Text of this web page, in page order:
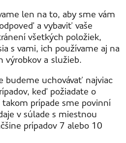
len na to, aby sme vám
a vybaviť vaše
všetkých položiek,
s vami, ich používame aj na
výrobkov a služieb.
budeme uchovávať najviac
keď požiadate o
prípade sme povinní
v súlade s miestnou
prípadov 7 alebo 10